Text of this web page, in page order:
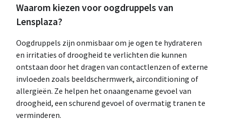
Waarom kiezen voor oogdruppels van
Lensplaza?
Oogdruppels zijn onmisbaar om je ogen te hydrateren
en irritaties of droogheid te verlichten die kunnen
ontstaan door het dragen van contactlenzen of externe
invloeden zoals beeldschermwerk, airconditioning of
allergieën. Ze helpen het onaangename gevoel van
droogheid, een schurend gevoel of overmatig tranen te
verminderen.